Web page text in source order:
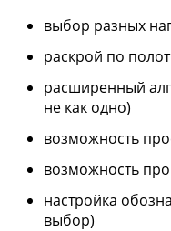
выбор разных
раскрой по
расширенный
не как одно)
возможность
возможность
настройка
выбор)